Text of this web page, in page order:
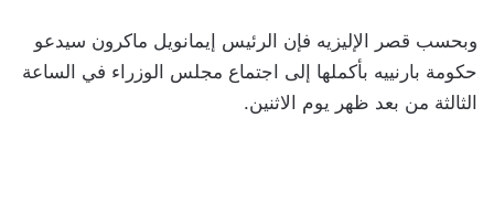
وبحسب قصر الإليزيه فإن الرئيس إيمانويل ماكرون سيدعو
حكومة بارنييه بأكملها إلى اجتماع مجلس الوزراء في الساعة
الثالثة من بعد ظهر يوم الاثنين.